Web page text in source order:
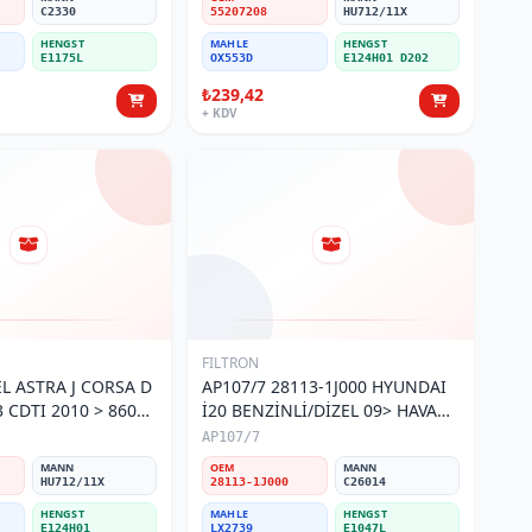
C2330
HENGST
E1175L
55207208 HU712/11X
MAHLE
OX553D
HENGST
E124H01 D202
₺239,42
+ KDV
CDTI 2010 > 860
MANN
HU712/11X
HENGST
E124H01
FILTRON
AP107/7 28113-1J000 HYUNDAI
İ20 BENZİNLİ/DİZEL 09> HAVA
FİLTRESİ
AP107/7
OEM
28113-1J000
MANN
C26014
MAHLE
LX2739
HENGST
E1047L